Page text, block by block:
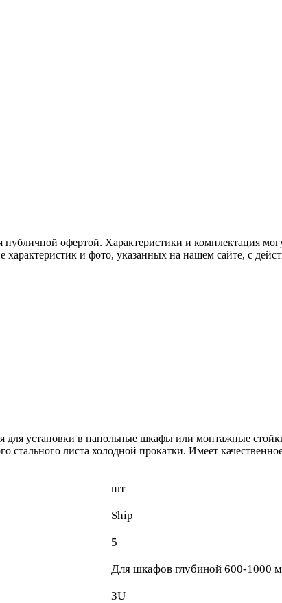
офертой. Характеристики и комплектация
характеристик и фото, указанных на нашем сайте, с
для установки в напольные шкафы или монтажные
стального листа холодной прокатки. Имеет
шт
Ship
5
Для шкафов глубиной 600-1000
3U